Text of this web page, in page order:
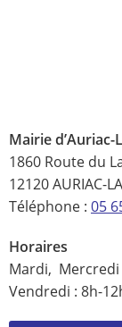
Mairie d’Auriac-
1860 Route du
12120 AURIAC-
Téléphone : 05
Horaires
Mardi, Mercredi
Vendredi : 8h-